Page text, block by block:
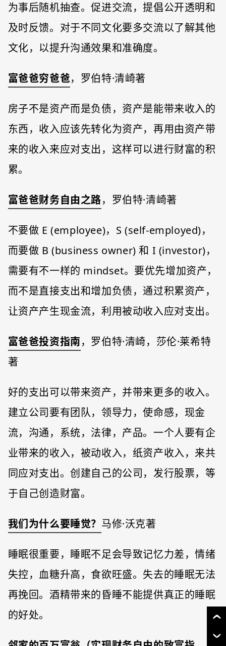
为事后随机抽查。促进交流，提倡公开透明和
及时反馈。对于不同文化要多交流以了解其他
文化，以提升沟通效果和准确度。
富爸爸穷爸爸，罗伯特·清崎著
房子不是资产而是负债，资产是能带来收入的
东西，收入应该先转化为资产，再用由资产带
来的收入来应对支出，这样可以进行财富的积
累。
富爸爸财务自由之路，罗伯特·清崎著
不要做 E (employee)，S (self-employed)，
而要做 B (business owner) 和 I (investor)，
需要有不一样的 mindset。要优先增加资产，
而不是直接支出和增加负债，通过积累资产，
让资产产生现金流，利用被动收入应对支出。
富爸爸投资指南，罗伯特·清崎，莎伦·莱希特
著
好的支出可以带来资产，并带来更多的收入。
建立公司要有团队，领导力，使命感，现金
流，沟通，系统，法律，产品。一个人要有企
业带来的收入，被动收入，纸资产收入，来共
同应对支出。创建自己的公司，发行股票，等
于自己创造财富。
我们为什么要睡觉？ ⻢修·沃克著
睡眠很重要，睡眠不足会导致记忆力差，情绪
失控，血糖升高，食欲旺盛。失去的睡眠无法
再挽回。酒精带来的昏睡不能提供真正的睡眠
的好处。